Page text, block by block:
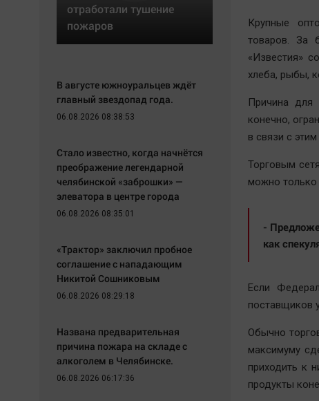
Крупные
товаров. За
«Известия»
хлеба, рыбы,
Причина для
конечно,
в связи с
Торговым
можно только
-
как
Если
поставщиков
Обычно
максимуму
приходить к
продукты
отработали тушение
пожаров
В августе южноуральцев ждёт
главный звездопад года.
06.08.2026 08:38:53
Стало известно, когда начнётся
преображение легендарной
челябинской «заброшки» —
элеватора в центре города
06.08.2026 08:35:01
«Трактор» заключил пробное
соглашение с нападающим
Никитой Сошниковым
06.08.2026 08:29:18
Названа предварительная
причина пожара на складе с
алкоголем в Челябинске.
06.08.2026 06:17:36